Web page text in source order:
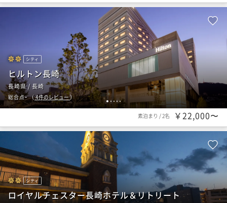
1 2 345
シティ
ヒルトン長崎
長崎県 / 長崎
総合点-（4件のレビュー）
素泊まり /2名 ￥22,000〜
シティ
ロイヤルチェスター長崎ホテル＆リトリート